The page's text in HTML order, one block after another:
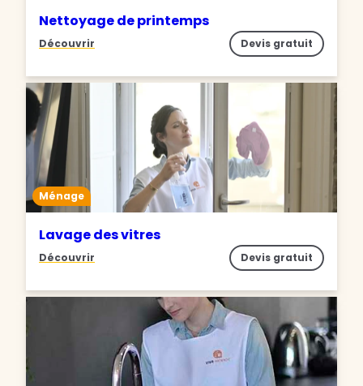
Nettoyage de printemps
Découvrir Devis gratuit
Ménage
Lavage des vitres
Découvrir Devis gratuit